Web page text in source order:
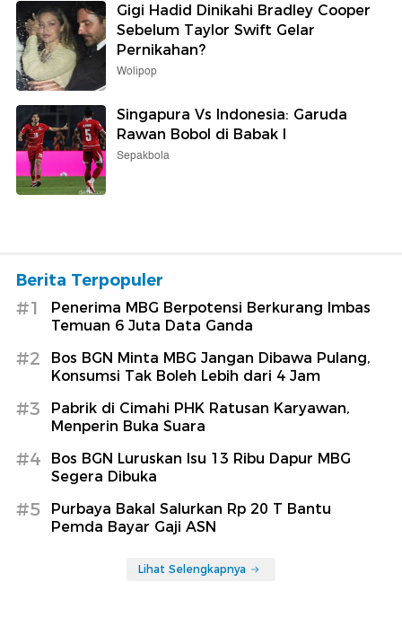
Gigi Hadid Dinikahi Bradley Cooper
Sebelum Taylor Swift Gelar
Pernikahan?
Wolipop
Singapura Vs Indonesia: Garuda
Rawan Bobol di Babak I
Sepakbola
Berita Terpopuler
#1
Penerima MBG Berpotensi Berkurang Imbas
Temuan 6 Juta Data Ganda
#2
Bos BGN Minta MBG Jangan Dibawa Pulang,
Konsumsi Tak Boleh Lebih dari 4 Jam
#3
Pabrik di Cimahi PHK Ratusan Karyawan,
Menperin Buka Suara
#4
Bos BGN Luruskan Isu 13 Ribu Dapur MBG
Segera Dibuka
#5
Purbaya Bakal Salurkan Rp 20 T Bantu
Pemda Bayar Gaji ASN
Lihat Selengkapnya